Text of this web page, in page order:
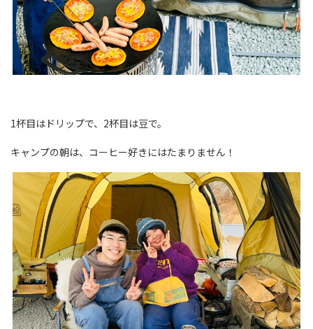
1杯目はドリップで、2杯目は豆で。
キャンプの朝は、コーヒー好きにはたまりません！